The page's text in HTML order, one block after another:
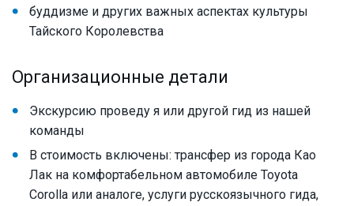
буддизме и других важных аспектах культуры
Тайского Королевства
Организационные детали
Экскурсию проведу я или другой гид из нашей
команды
В стоимость включены: трансфер из города Као
Лак на комфортабельном автомобиле Toyota
Corolla или аналоге, услуги русскоязычного гида,